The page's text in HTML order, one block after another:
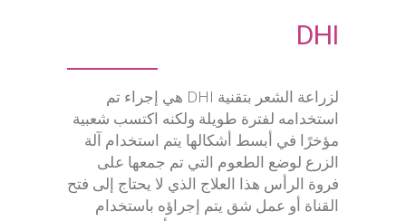
DHI
لزراعة الشعر بتقنية DHI هي إجراء تم
استخدامه لفترة طويلة ولكنه اكتسب شعبية
مؤخرًا في أبسط أشكالها يتم استخدام آلة
الزرع لوضع الطعوم التي تم جمعها على
فروة الرأس هذا العلاج الذي لا يحتاج إلى فتح
القناة أو عمل شق يتم إجراؤه باستخدام